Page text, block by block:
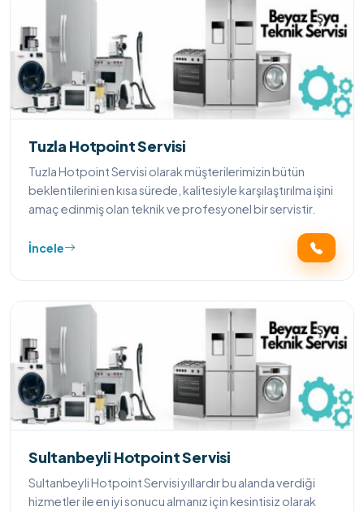
Tuzla Hotpoint Servisi
Tuzla Hotpoint Servisi olarak müşterilerimizin bütün
beklentilerini en kısa sürede, kalitesiyle karşılaştırılma işini
amaç edinmiş olan teknik ve profesyonel bir servistir.
İncele
Sultanbeyli Hotpoint Servisi
Sultanbeyli Hotpoint Servisi yıllardır bu alanda verdiği
hizmetler ile en iyi sonucu almanız için kesintisiz olarak